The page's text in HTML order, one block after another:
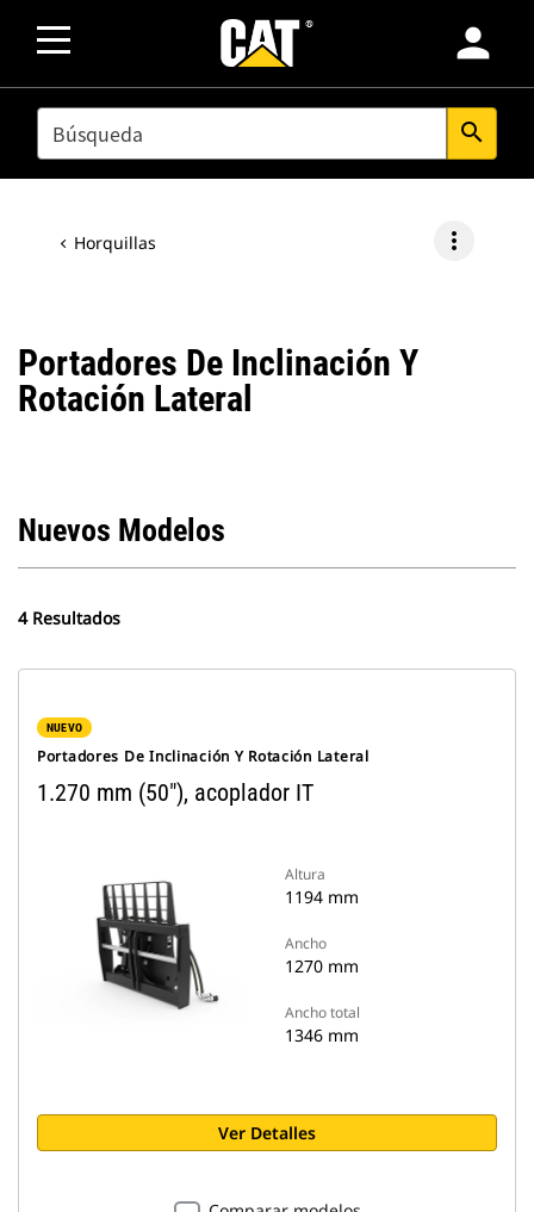
person
SEARCH search
Horquillas more_vert
Portadores De Inclinación Y
Rotación Lateral
Nuevos Modelos
4 Resultados
NUEVO
Portadores De Inclinación Y Rotación Lateral
1.270 mm (50"), acoplador IT
Altura
1194 mm
Ancho
1270 mm
Ancho total
1346 mm
Ver Detalles